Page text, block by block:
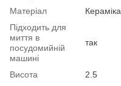
Матеріал
Кераміка
Підходить для
миття в
посудомийній
машині
так
Висота 2.5